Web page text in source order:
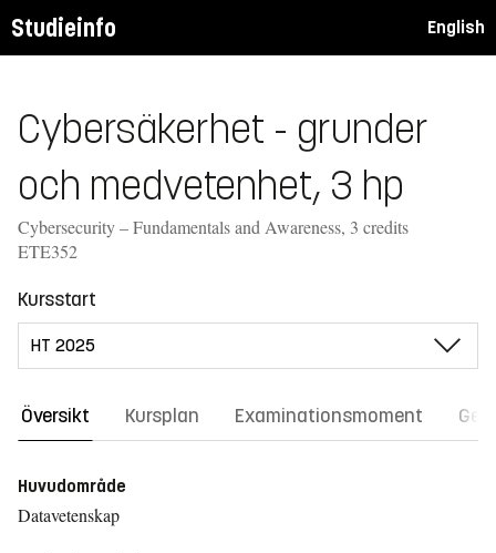
Studieinfo English
Cybersäkerhet - grunder
och medvetenhet, 3 hp
Cybersecurity – Fundamentals and Awareness, 3 credits
ETE352
Kursstart
Översikt Kursplan Examinationsmoment
Huvudområde
Datavetenskap